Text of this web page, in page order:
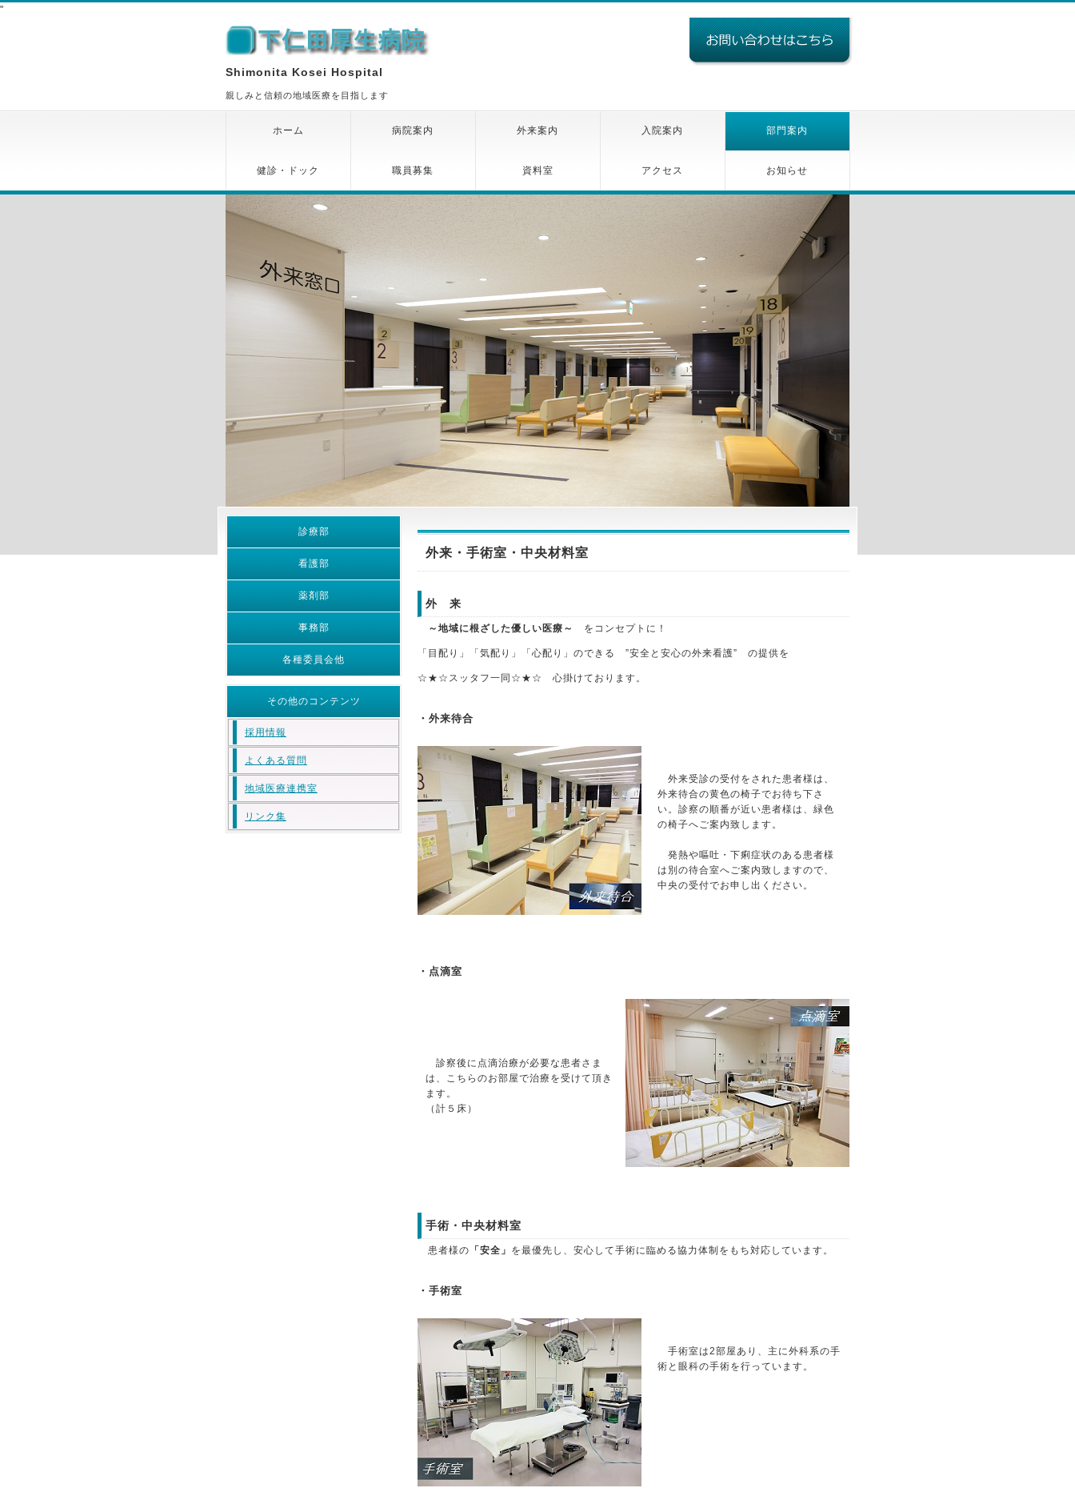
"
Shimonita Kosei Hospital
親しみと信頼の地域医療を目指します
ホーム 病院案内 外来案内 入院案内 部門案内
健診・ドック 職員募集 資料室 アクセス お知らせ
外来・手術室・中央材料室
外 来
～地域に根ざした優しい医療～ をコンセプトに！
「目配り」「気配り」「心配り」のできる ”安全と安心の外来看護” の提供を
☆★☆スッタフ一同☆★☆ 心掛けております。
・外来待合
外来受診の受付をされた患者様は、
外来待合の黄色の椅子でお待ち下さ
い。診察の順番が近い患者様は、緑色
の椅子へご案内致します。
発熱や嘔吐・下痢症状のある患者様
は別の待合室へご案内致しますので、
中央の受付でお申し出ください。
・点滴室
診察後に点滴治療が必要な患者さま
は、こちらのお部屋で治療を受けて頂き
ます。
（計５床）
手術・中央材料室
患者様の 「安全」 を最優先し、安心して手術に臨める協力体制をもち対応しています。
・手術室
手術室は2部屋あり、主に外科系の手
術と眼科の手術を行っています。
診療部
看護部
薬剤部
事務部
各種委員会他
その他のコンテンツ
採用情報
よくある質問
地域医療連携室
リンク集